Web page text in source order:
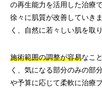
の再生能力を活用した治療
徐々に肌質が改善していき
く、自然に若々しい肌を取
施術範囲の調整が容易なこ
く、気になる部分のみの部
や予算に応じて柔軟に治療